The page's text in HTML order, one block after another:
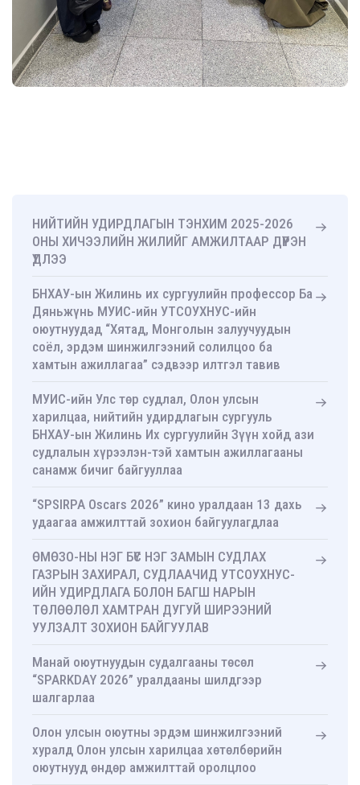
НИЙТИЙН УДИРДЛАГЫН ТЭНХИМ 2025-2026
ОНЫ ХИЧЭЭЛИЙН ЖИЛИЙГ АМЖИЛТААР ДҮҮРЭН
ҮДЛЭЭ
БНХАУ-ын Жилинь их сургуулийн профессор Ба
Дяньжүнь МУИС-ийн УТСОУХНУС-ийн
оюутнуудад “Хятад, Монголын залуучуудын
соёл, эрдэм шинжилгээний солилцоо ба
хамтын ажиллагаа” сэдвээр илтгэл тавив
МУИС-ийн Улс төр судлал, Олон улсын
харилцаа, нийтийн удирдлагын сургууль
БНХАУ-ын Жилинь Их сургуулийн Зүүн хойд ази
судлалын хүрээлэн-тэй хамтын ажиллагааны
санамж бичиг байгууллаа
“SPSIRPA Oscars 2026” кино уралдаан 13 дахь
удаагаа амжилттай зохион байгуулагдлаа
ӨМӨЗО-НЫ НЭГ БҮС НЭГ ЗАМЫН СУДЛАХ
ГАЗРЫН ЗАХИРАЛ, СУДЛААЧИД УТСОУХНУС-
ИЙН УДИРДЛАГА БОЛОН БАГШ НАРЫН
ТӨЛӨӨЛӨЛ ХАМТРАН ДУГУЙ ШИРЭЭНИЙ
УУЛЗАЛТ ЗОХИОН БАЙГУУЛАВ
Манай оюутнуудын судалгааны төсөл
“SPARKDAY 2026” уралдааны шилдгээр
шалгарлаа
Олон улсын оюутны эрдэм шинжилгээний
хуралд Олон улсын харилцаа хөтөлбөрийн
оюутнууд өндөр амжилттай оролцлоо